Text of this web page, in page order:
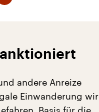
andere Anreize
Einwanderung